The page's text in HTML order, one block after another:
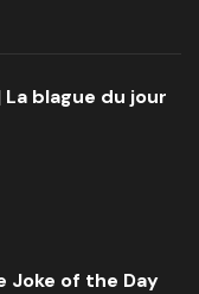
La blague du jour
Joke of the Day